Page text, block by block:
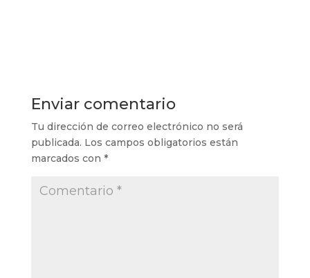
Enviar comentario
Tu dirección de correo electrónico no será
publicada. Los campos obligatorios están
marcados con *